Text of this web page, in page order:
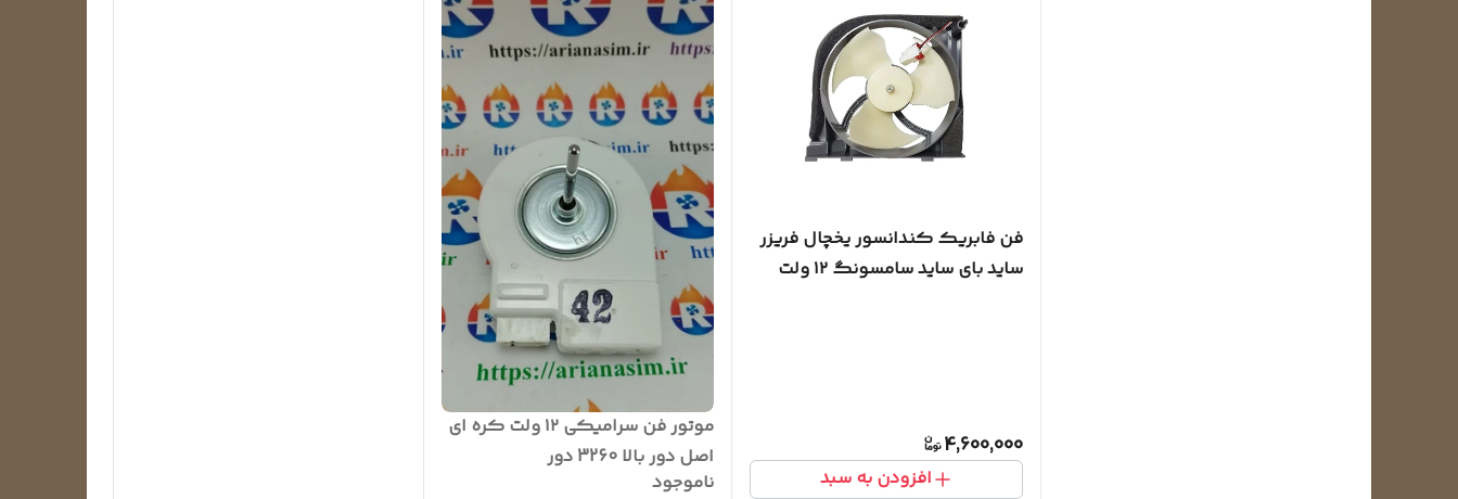
فن فابریک کندانسور یخچال فریزر
ساید بای ساید سامسونگ ۱۲ ولت
4,600,000
افزودن به سبد
موتور فن سرامیکی ۱۲ ولت کره ای
اصل دور بالا 3260 دور
ناموجود